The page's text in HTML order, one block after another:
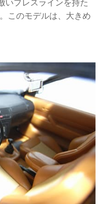
いプレスラインを持た
このモデルは、大きめ